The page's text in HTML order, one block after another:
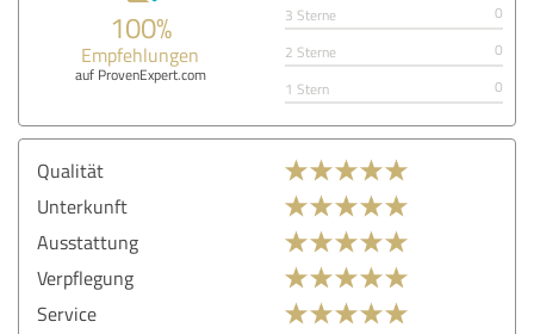
100%
Empfehlungen
auf ProvenExpert.com
3 Sterne
0
2 Sterne
0
1 Stern
0
Qualität
Unterkunft
Ausstattung
Verpflegung
Service